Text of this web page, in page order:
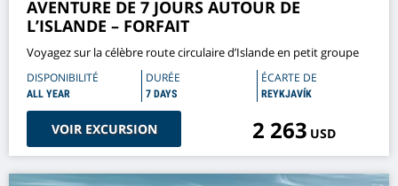
AVENTURE DE 7 JOURS AUTOUR DE
L’ISLANDE – FORFAIT
Voyagez sur la célèbre route circulaire d’Islande en petit groupe
DISPONIBILITÉ
ALL YEAR
DURÉE
7 DAYS
ÉCARTE DE
REYKJAVÍK
VOIR EXCURSION 2 263 USD